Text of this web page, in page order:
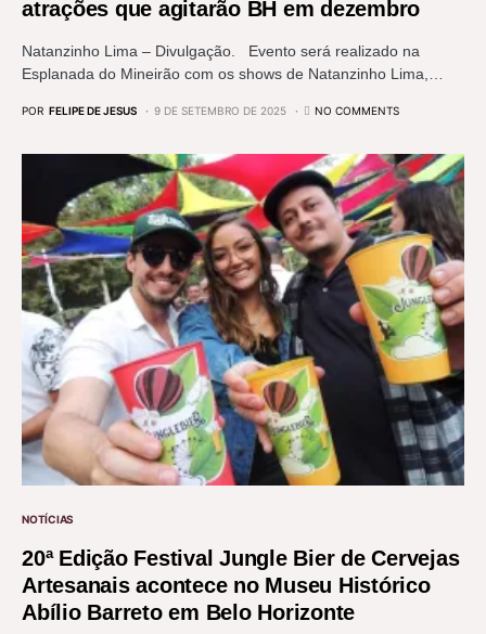
atrações que agitarão BH em dezembro
Natanzinho Lima – Divulgação. Evento será realizado na
Esplanada do Mineirão com os shows de Natanzinho Lima,…
POR FELIPE DE JESUS 9 DE SETEMBRO DE 2025 NO COMMENTS
NOTÍCIAS
20ª Edição Festival Jungle Bier de Cervejas
Artesanais acontece no Museu Histórico
Abílio Barreto em Belo Horizonte